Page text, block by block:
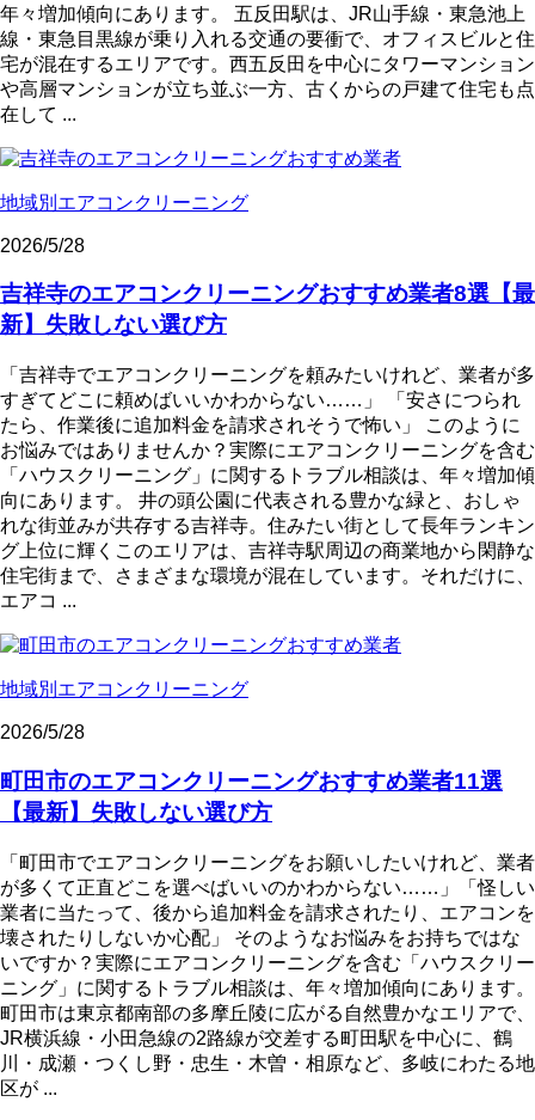
年々増加傾向にあります。 五反田駅は、JR山手線・東急池上
線・東急目黒線が乗り入れる交通の要衝で、オフィスビルと住
宅が混在するエリアです。西五反田を中心にタワーマンション
や高層マンションが立ち並ぶ一方、古くからの戸建て住宅も点
在して ...
地域別エアコンクリーニング
2026/5/28
吉祥寺のエアコンクリーニングおすすめ業者8選【最
新】失敗しない選び方
「吉祥寺でエアコンクリーニングを頼みたいけれど、業者が多
すぎてどこに頼めばいいかわからない……」 「安さにつられ
たら、作業後に追加料金を請求されそうで怖い」 このように
お悩みではありませんか？実際にエアコンクリーニングを含む
「ハウスクリーニング」に関するトラブル相談は、年々増加傾
向にあります。 井の頭公園に代表される豊かな緑と、おしゃ
れな街並みが共存する吉祥寺。住みたい街として長年ランキン
グ上位に輝くこのエリアは、吉祥寺駅周辺の商業地から閑静な
住宅街まで、さまざまな環境が混在しています。それだけに、
エアコ ...
地域別エアコンクリーニング
2026/5/28
町田市のエアコンクリーニングおすすめ業者11選
【最新】失敗しない選び方
「町田市でエアコンクリーニングをお願いしたいけれど、業者
が多くて正直どこを選べばいいのかわからない……」「怪しい
業者に当たって、後から追加料金を請求されたり、エアコンを
壊されたりしないか心配」 そのようなお悩みをお持ちではな
いですか？実際にエアコンクリーニングを含む「ハウスクリー
ニング」に関するトラブル相談は、年々増加傾向にあります。
町田市は東京都南部の多摩丘陵に広がる自然豊かなエリアで、
JR横浜線・小田急線の2路線が交差する町田駅を中心に、鶴
川・成瀬・つくし野・忠生・木曽・相原など、多岐にわたる地
区が ...